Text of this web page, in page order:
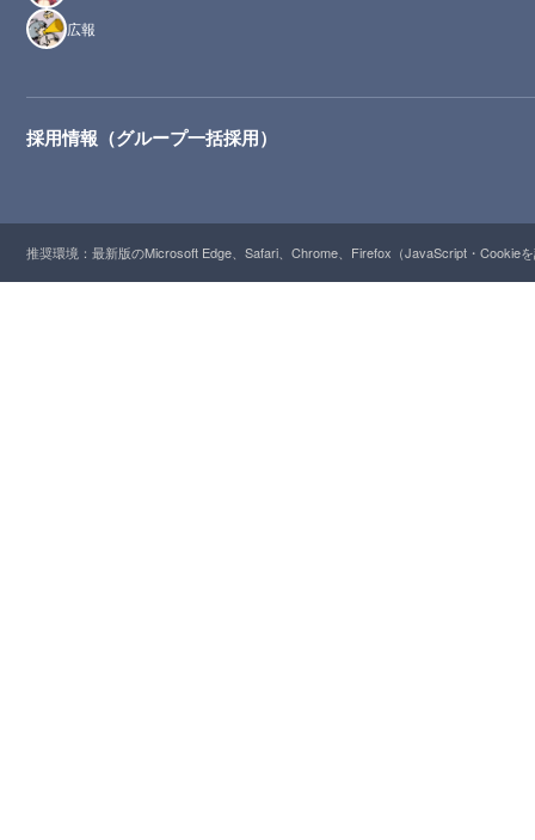
広報
採用情報（グループ一括採用）
推奨環境：最新版のMicrosoft Edge、Safari、Chrome、Firefox（JavaScript・Cookie